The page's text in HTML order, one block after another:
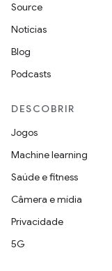
Source
Notícias
Blog
Podcasts
DESCOBRIR
Jogos
Machine learning
Saúde e fitness
Câmera e mídia
Privacidade
5G